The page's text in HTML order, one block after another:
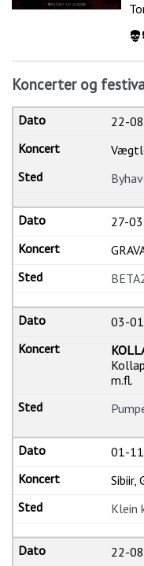
Koncerter og
22-
27-
03-
m.fl.
01-
Sibiir,
Klein
22-